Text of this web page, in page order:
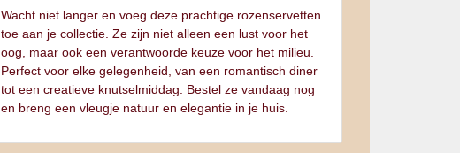
Wacht niet langer en voeg deze prachtige rozenservetten
toe aan je collectie. Ze zijn niet alleen een lust voor het
oog, maar ook een verantwoorde keuze voor het milieu.
Perfect voor elke gelegenheid, van een romantisch diner
tot een creatieve knutselmiddag. Bestel ze vandaag nog
en breng een vleugje natuur en elegantie in je huis.